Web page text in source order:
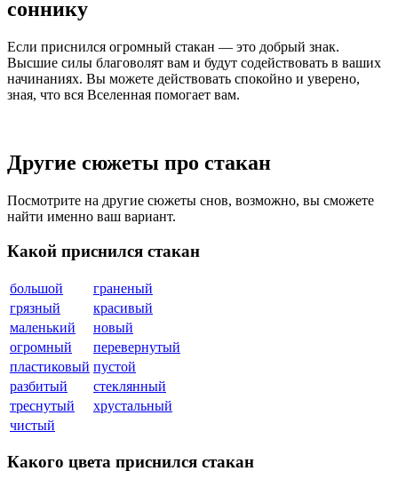
соннику
Если приснился огромный стакан — это добрый знак.
Высшие силы благоволят вам и будут содействовать в ваших
начинаниях. Вы можете действовать спокойно и уверено,
зная, что вся Вселенная помогает вам.
Другие сюжеты про стакан
Посмотрите на другие сюжеты снов, возможно, вы сможете
найти именно ваш вариант.
Какой приснился стакан
большой
граненый
грязный
красивый
маленький
новый
огромный
перевернутый
пластиковый пустой
разбитый
стеклянный
треснутый
хрустальный
чистый
Какого цвета приснился стакан